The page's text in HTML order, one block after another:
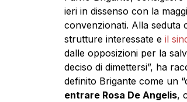
ieri in dissenso con la
convenzionati. Alla seduta
strutture interessate e il
dalle opposizioni per la
deciso di dimettersi”, ha
definito Brigante come un
entrare Rosa De Angelis,